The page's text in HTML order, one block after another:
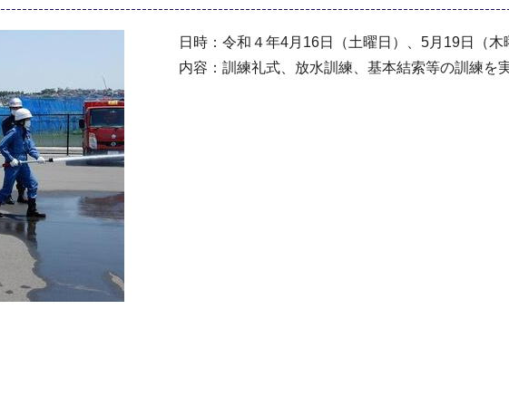
日時：令和４年4月16日（土曜日）、5月19日（木
内容：訓練礼式、放水訓練、基本結索等の訓練を